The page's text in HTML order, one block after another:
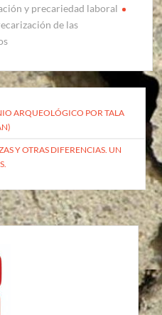
y precariedad laboral
de las
ARQUEOLÓGICO POR TALA
Y OTRAS DIFERENCIAS. UN